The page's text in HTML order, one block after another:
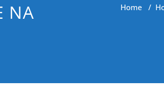
NA
Home /
HAPA